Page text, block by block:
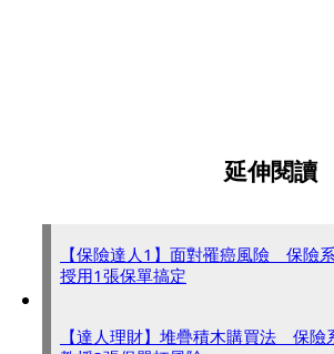
延伸閱讀
【保險達人1】面對罹癌風險 保險
授用1張保單搞定
【達人理財】堆疊積木購買法 保險